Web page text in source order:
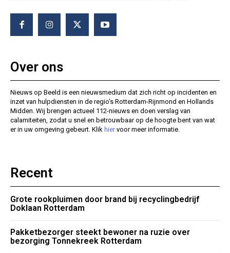
Over ons
Nieuws op Beeld is een nieuwsmedium dat zich richt op incidenten en
inzet van hulpdiensten in de regio’s Rotterdam-Rijnmond en Hollands
Midden. Wij brengen actueel 112-nieuws en doen verslag van
calamiteiten, zodat u snel en betrouwbaar op de hoogte bent van wat
er in uw omgeving gebeurt. Klik hiervoor meer informatie.
Recent
Grote rookpluimen door brand bij recyclingbedrijf
Doklaan Rotterdam
Pakketbezorger steekt bewoner na ruzie over
bezorging Tonnekreek Rotterdam